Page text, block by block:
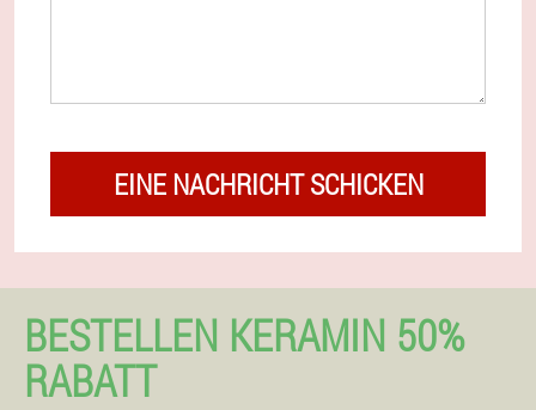
EINE NACHRICHT SCHICKEN
BESTELLEN KERAMIN 50%
RABATT